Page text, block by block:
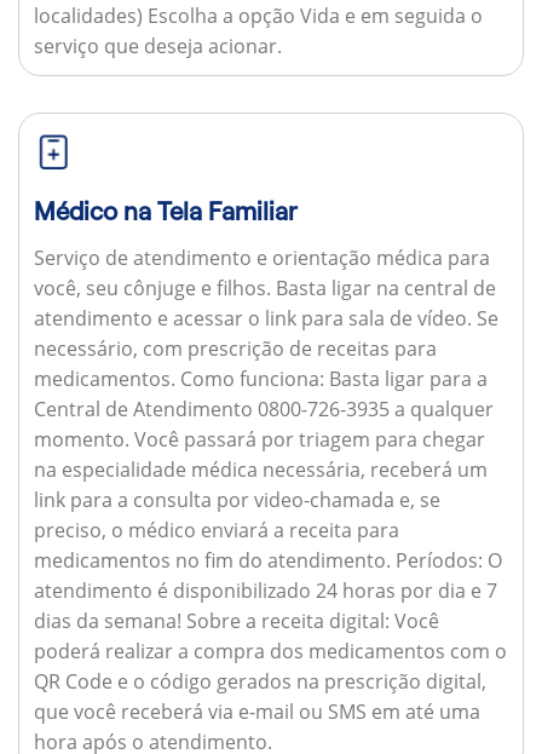
localidades) Escolha a opção Vida e em seguida o
serviço que deseja acionar.
Médico na Tela Familiar
Serviço de atendimento e orientação médica para
você, seu cônjuge e filhos. Basta ligar na central de
atendimento e acessar o link para sala de vídeo. Se
necessário, com prescrição de receitas para
medicamentos. Como funciona: Basta ligar para a
Central de Atendimento 0800-726-3935 a qualquer
momento. Você passará por triagem para chegar
na especialidade médica necessária, receberá um
link para a consulta por video-chamada e, se
preciso, o médico enviará a receita para
medicamentos no fim do atendimento. Períodos: O
atendimento é disponibilizado 24 horas por dia e 7
dias da semana! Sobre a receita digital: Você
poderá realizar a compra dos medicamentos com o
QR Code e o código gerados na prescrição digital,
que você receberá via e-mail ou SMS em até uma
hora após o atendimento.